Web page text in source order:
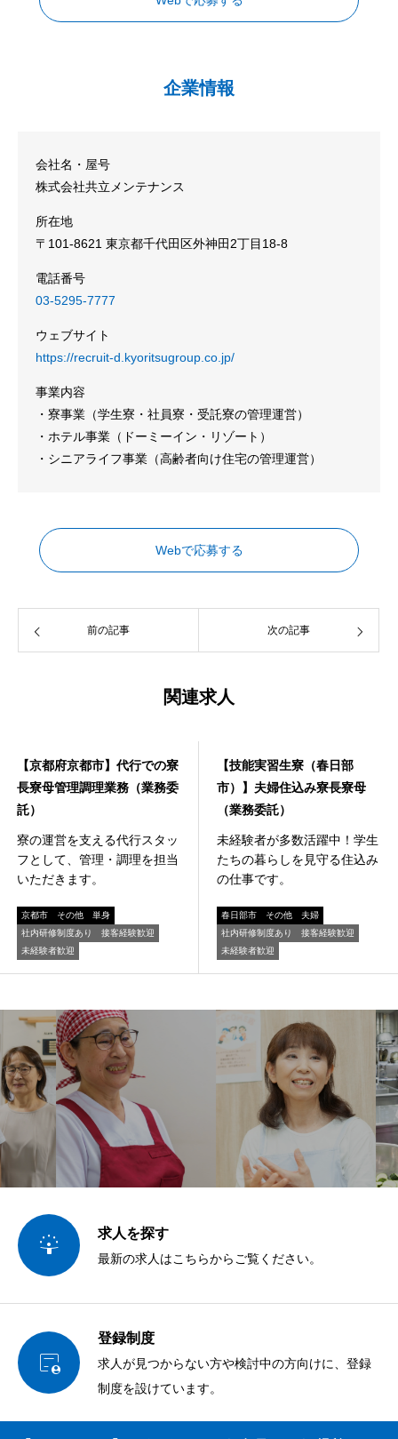
企業情報
会社名・屋号
株式会社共立メンテナンス
所在地
〒101-8621 東京都千代田区外神田2丁目18-8
電話番号
03-5295-7777
ウェブサイト
https://recruit-d.kyoritsugroup.co.jp/
事業内容
・寮事業（学生寮・社員寮・受託寮の管理運営）
・ホテル事業（ドーミーイン・リゾート）
・シニアライフ事業（高齢者向け住宅の管理運営）
Webで応募する
前の記事 次の記事
関連求人
【京都府京都市】代行での寮
長寮母管理調理業務（業務委
託）
寮の運営を支える代行スタッ
フとして、管理・調理を担当
いただきます。
京都市 その他
単身
社内研修制度あり
接客経験歓迎
未経験者歓迎
【技能実習生寮（春日部
市）】夫婦住込み寮長寮母
（業務委託）
未経験者が多数活躍中！学生
たちの暮らしを見守る住込み
の仕事です。
春日部市 その他
夫婦
社内研修制度あり
接客経験歓迎
未経験者歓迎
 求人を探す
最新の求人はこちらからご覧ください。

登録制度
求人が見つからない方や検討中の方向けに、登録
制度を設けています。